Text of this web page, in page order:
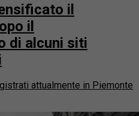
il
il
di alcuni siti
attualmente in Piemonte